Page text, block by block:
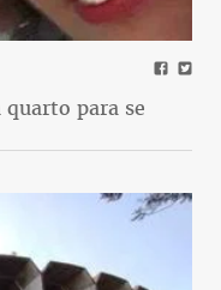
quarto para se